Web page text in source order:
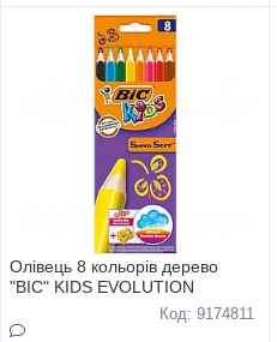
Олівець 8 кольорів дерево
"BIC" KIDS EVOLUTION
Код: 9174811